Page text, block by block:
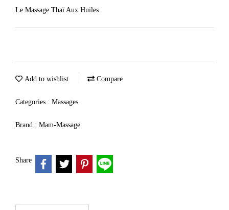
Le Massage Thaï Aux Huiles
Add to wishlist Compare
Categories : Massages
Brand : Mam-Massage
Share